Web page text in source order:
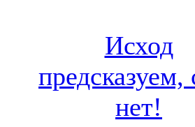
Исход
предсказуем,
нет!